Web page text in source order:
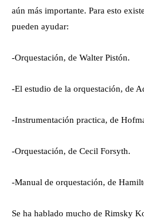
aún más importante. Para esto
pueden ayudar:
-Orquestación, de Walter Pistón.
-El estudio de la orquestación, de
-Instrumentación practica, de
-Orquestación, de Cecil Forsyth.
-Manual de orquestación, de
Se ha hablado mucho de Rimsky